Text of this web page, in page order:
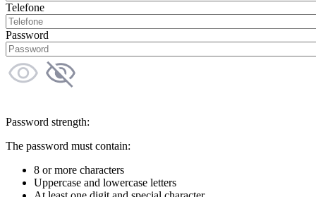
Telefone
Password
Password strength:
The password must contain:
8 or more characters
Uppercase and lowercase letters